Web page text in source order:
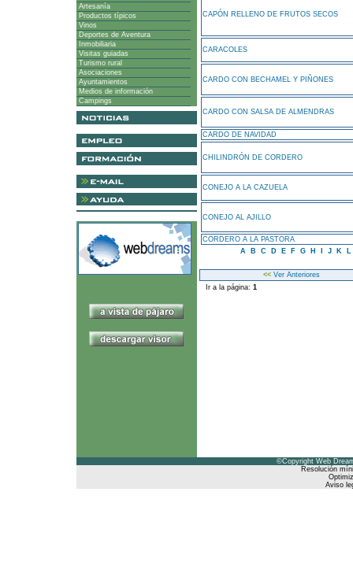
Artesanía
Productos típicos
Vinos
Deportes de Aventura
Inmobiliaria
Visitas guiadas
Turismo rural
Asociaciones
Ayuntamientos
Medios de información
Campings
CAPÓN RELLENO DE FRUTOS SECOS
CARACOLES
CARDO CON BECHAMEL Y PIÑONES
CARDO CON SALSA DE ALMENDRAS
CARDO DE NAVIDAD
CHILINDRÓN DE CORDERO
CONEJO A LA CAZUELA
CONEJO AL AJILLO
CORDERO A LA PASTORA
A
B C D E F G H J K L
<<Ver Anteriores
Ir a la página: 1
©Copyright Web
Resolución
Aviso